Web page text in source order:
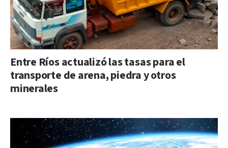
Entre Ríos actualizó las tasas para el
transporte de arena, piedra y otros
minerales